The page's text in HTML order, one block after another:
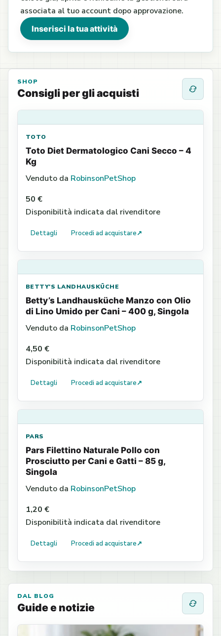
associata al tuo account dopo approvazione.
Inserisci la tua attività
SHOP
Consigli per gli acquisti
TOTO
Toto Diet Dermatologico Cani Secco – 4
Kg
Venduto da RobinsonPetShop
50 €
Disponibilità indicata dal rivenditore
Dettagli Procedi ad acquistare↗
BETTY'S LANDHAUSKÜCHE
Betty’s Landhausküche Manzo con Olio
di Lino Umido per Cani – 400 g, Singola
Venduto da RobinsonPetShop
4,50 €
Disponibilità indicata dal rivenditore
Dettagli Procedi ad acquistare↗
PARS
Pars Filettino Naturale Pollo con
Prosciutto per Cani e Gatti – 85 g,
Singola
Venduto da RobinsonPetShop
1,20 €
Disponibilità indicata dal rivenditore
Dettagli Procedi ad acquistare↗
DAL BLOG
Guide e notizie